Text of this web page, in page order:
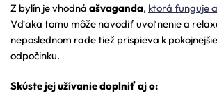
Z bylín je vhodná ašvaganda, ktorá funguje
Vďaka tomu môže navodiť uvoľnenie a
neposlednom rade tiež prispieva k
odpočinku.
Skúste jej užívanie doplniť aj o: